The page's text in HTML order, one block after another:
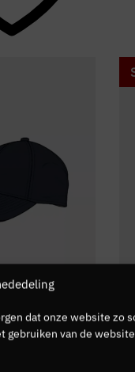
dat onze website zo
gebruiken van de
Eagle